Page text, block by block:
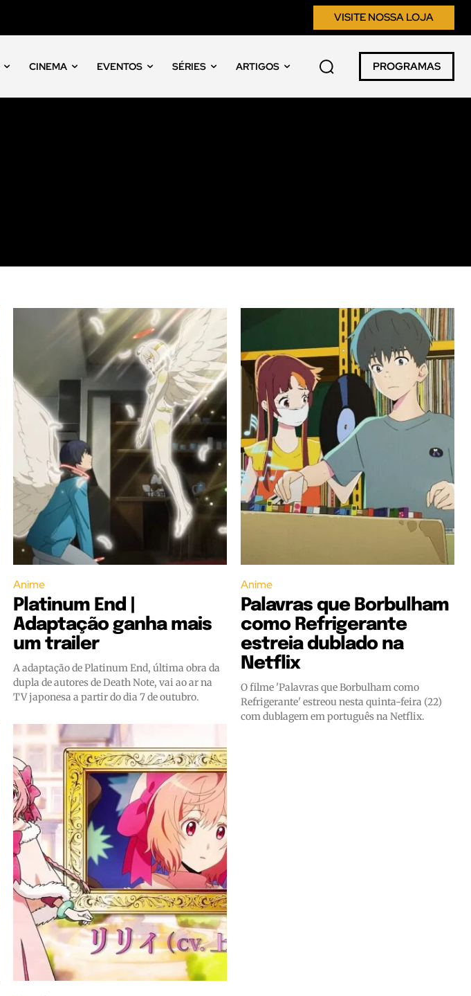
VISITE NOSSA LOJA
CINEMA EVENTOS SÉRIES ARTIGOS PROGRAMAS
Anime
Platinum End |
Adaptação ganha mais
um trailer
A adaptação de Platinum End, última obra da
dupla de autores de Death Note, vai ao ar na
TV japonesa a partir do dia 7 de outubro.
Anime
Palavras que Borbulham
como Refrigerante
estreia dublado na
Netflix
O filme 'Palavras que Borbulham como
Refrigerante' estreou nesta quinta-feira (22)
com dublagem em português na Netflix.